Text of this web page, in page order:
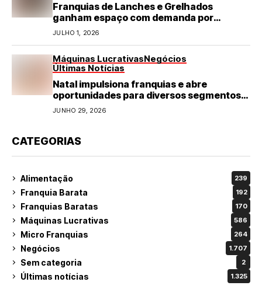
Franquias de Lanches e Grelhados
ganham espaço com demanda por
refeições rápidas e de qualidade
JULHO 1, 2026
Máquinas LucrativasNegócios
Últimas Notícias
Natal impulsiona franquias e abre
oportunidades para diversos segmentos
do varejo
JUNHO 29, 2026
CATEGORIAS
Alimentação 239
Franquia Barata 192
Franquias Baratas 170
Máquinas Lucrativas 586
Micro Franquias 264
Negócios 1.707
Sem categoria 2
Últimas notícias 1.325